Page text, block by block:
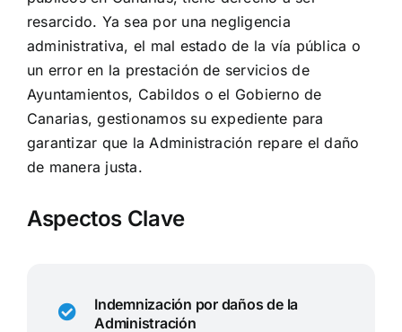
resarcido. Ya sea por una negligencia
administrativa, el mal estado de la vía pública o
un error en la prestación de servicios de
Ayuntamientos, Cabildos o el Gobierno de
Canarias, gestionamos su expediente para
garantizar que la Administración repare el daño
de manera justa.
Aspectos Clave
Indemnización por daños de la
Administración